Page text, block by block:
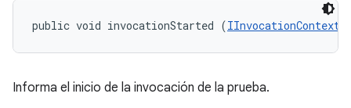
public void invocationStarted (IInvocationContext
Informa el inicio de la invocación de la prueba.